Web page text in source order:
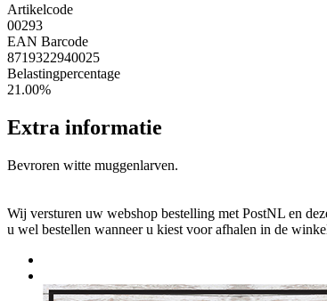
Artikelcode
00293
EAN Barcode
8719322940025
Belastingpercentage
21.00%
Extra informatie
Bevroren witte muggenlarven.
Wij versturen uw webshop bestelling met PostNL en
u wel bestellen wanneer u kiest voor afhalen in de